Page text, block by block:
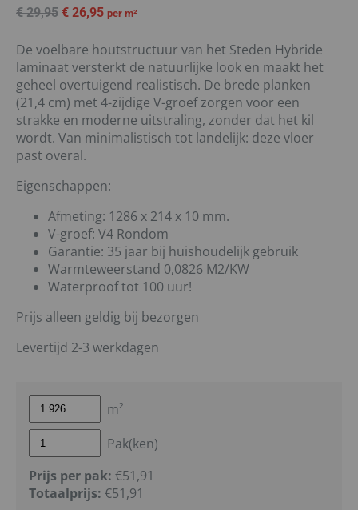
€29,95 € 26,95 per m²
De voelbare houtstructuur van het Steden Hybride
laminaat versterkt de natuurlijke look en maakt het
geheel overtuigend realistisch. De brede planken
(21,4 cm) met 4-zijdige V-groef zorgen voor een
strakke en moderne uitstraling, zonder dat het kil
wordt. Van minimalistisch tot landelijk: deze vloer
past overal.
Eigenschappen:
Afmeting: 1286 x 214 x 10 mm.
V-groef: V4 Rondom
Garantie: 35 jaar bij huishoudelijk gebruik
Warmteweerstand 0,0826 M2/KW
Waterproof tot 100 uur!
Prijs alleen geldig bij bezorgen
Levertijd 2-3 werkdagen
m²
Pak(ken)
Prijs per pak: €51,91
Totaalprijs: €51,91